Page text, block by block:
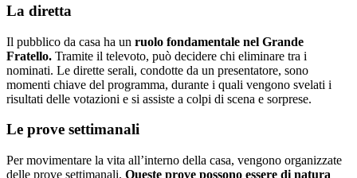
La diretta
Il pubblico da casa ha un ruolo fondamentale nel Grande
Fratello. Tramite il televoto, può decidere chi eliminare tra i
nominati. Le dirette serali, condotte da un presentatore, sono
momenti chiave del programma, durante i quali vengono svelati i
risultati delle votazioni e si assiste a colpi di scena e sorprese.
Le prove settimanali
Per movimentare la vita all’interno della casa, vengono organizzate
delle prove settimanali. Queste prove possono essere di natura